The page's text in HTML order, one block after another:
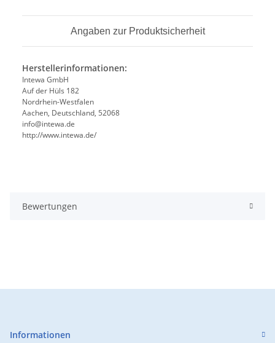
Angaben zur Produktsicherheit
Herstellerinformationen:
Intewa GmbH
Auf der Hüls 182
Nordrhein-Westfalen
Aachen, Deutschland, 52068
info@intewa.de
http://www.intewa.de/
Bewertungen
Informationen